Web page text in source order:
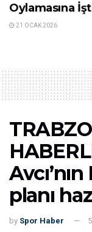
Oylamasına
21 OCAK 2026
planı
by Spor Haber